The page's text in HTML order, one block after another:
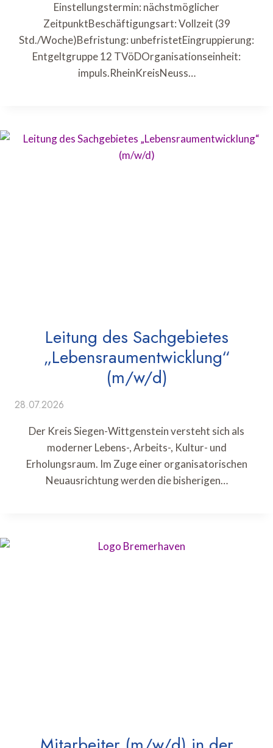
Einstellungstermin: nächstmöglicher
ZeitpunktBeschäftigungsart: Vollzeit (39
Std./Woche)Befristung: unbefristetEingruppierung:
Entgeltgruppe 12 TVöDOrganisationseinheit:
impuls.RheinKreisNeuss…
Leitung des Sachgebietes
„Lebensraumentwicklung“
(m/w/d)
28.07.2026
Der Kreis Siegen-Wittgenstein versteht sich als
moderner Lebens-, Arbeits-, Kultur- und
Erholungsraum. Im Zuge einer organisatorischen
Neuausrichtung werden die bisherigen…